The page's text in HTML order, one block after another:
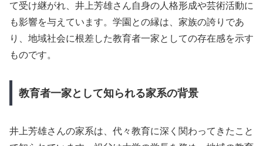
て受け継がれ、井上芳雄さん自身の人格形成や芸術活動に
も影響を与えています。学園との縁は、家族の誇りであ
り、地域社会に根差した教育者一家としての存在感を示す
ものです。
教育者一家として知られる家系の背景
井上芳雄さんの家系は、代々教育に深く関わってきたこと